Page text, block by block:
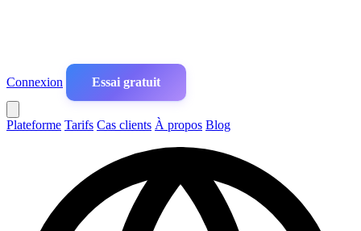
Connexion Essai gratuit
Plateforme Tarifs Cas clients À propos Blog